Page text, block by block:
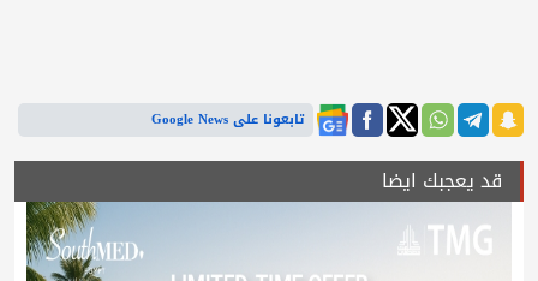
تابعونا على Google News
قد يعجبك ايضا